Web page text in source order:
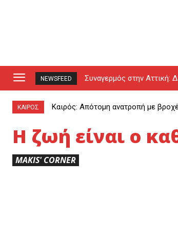
NEWSFEED
Συναγερμός στην Αττική:
drones (video)
ΚΑΙΡΟΣ Καιρός: Απότομη ανατροπή με
Η ζωή είναι ο
MAKIS' CORNER